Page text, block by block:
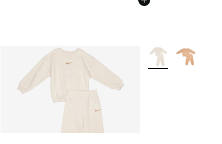
Meer kleuren